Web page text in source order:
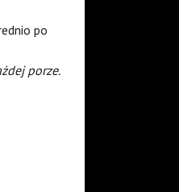
po
porze.